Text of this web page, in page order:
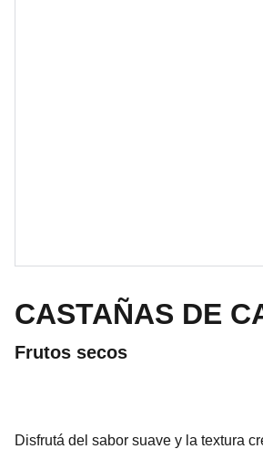
CASTAÑAS DE
Frutos secos
Disfrutá del sabor suave y la textura